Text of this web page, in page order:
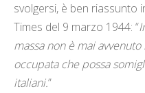
svolgersi, è ben riassunto
Times del 9 marzo 1944: “
massa non è mai
occupata che possa
italiani.”